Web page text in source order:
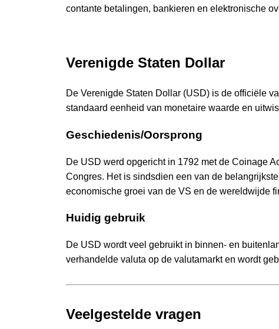
contante betalingen, bankieren en elektronische
Verenigde Staten Dollar
De Verenigde Staten Dollar (USD) is de officiële
standaard eenheid van monetaire waarde en
Geschiedenis/Oorsprong
De USD werd opgericht in 1792 met de Coinage
Congres. Het is sindsdien een van de
economische groei van de VS en de wereldwijde
Huidig gebruik
De USD wordt veel gebruikt in binnen- en
verhandelde valuta op de valutamarkt en wordt
Veelgestelde vragen